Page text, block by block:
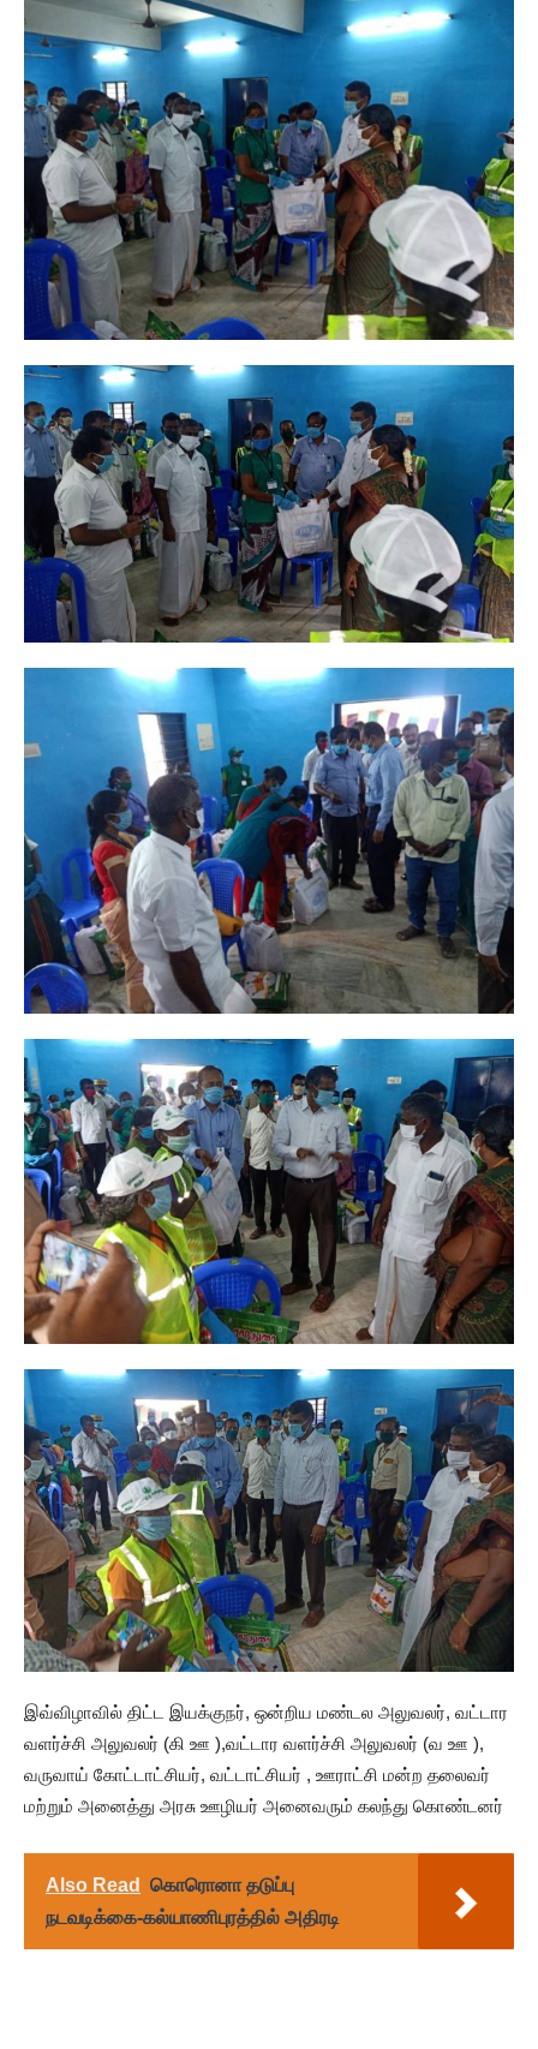
இவ்விழாவில் திட்ட இயக்குநர், ஒன்றிய மண்டல அலுவலர், வட்டார
வளர்ச்சி அலுவலர் (கி ஊ ),வட்டார வளர்ச்சி அலுவலர் (வ ஊ ),
வருவாய் கோட்டாட்சியர், வட்டாட்சியர் , ஊராட்சி மன்ற தலைவர்
மற்றும் அனைத்து அரசு ஊழியர் அனைவரும் கலந்து கொண்டனர்
Also Read
கொரொனா தடுப்பு
நடவடிக்கை-கல்யாணிபுரத்தில் அதிரடி